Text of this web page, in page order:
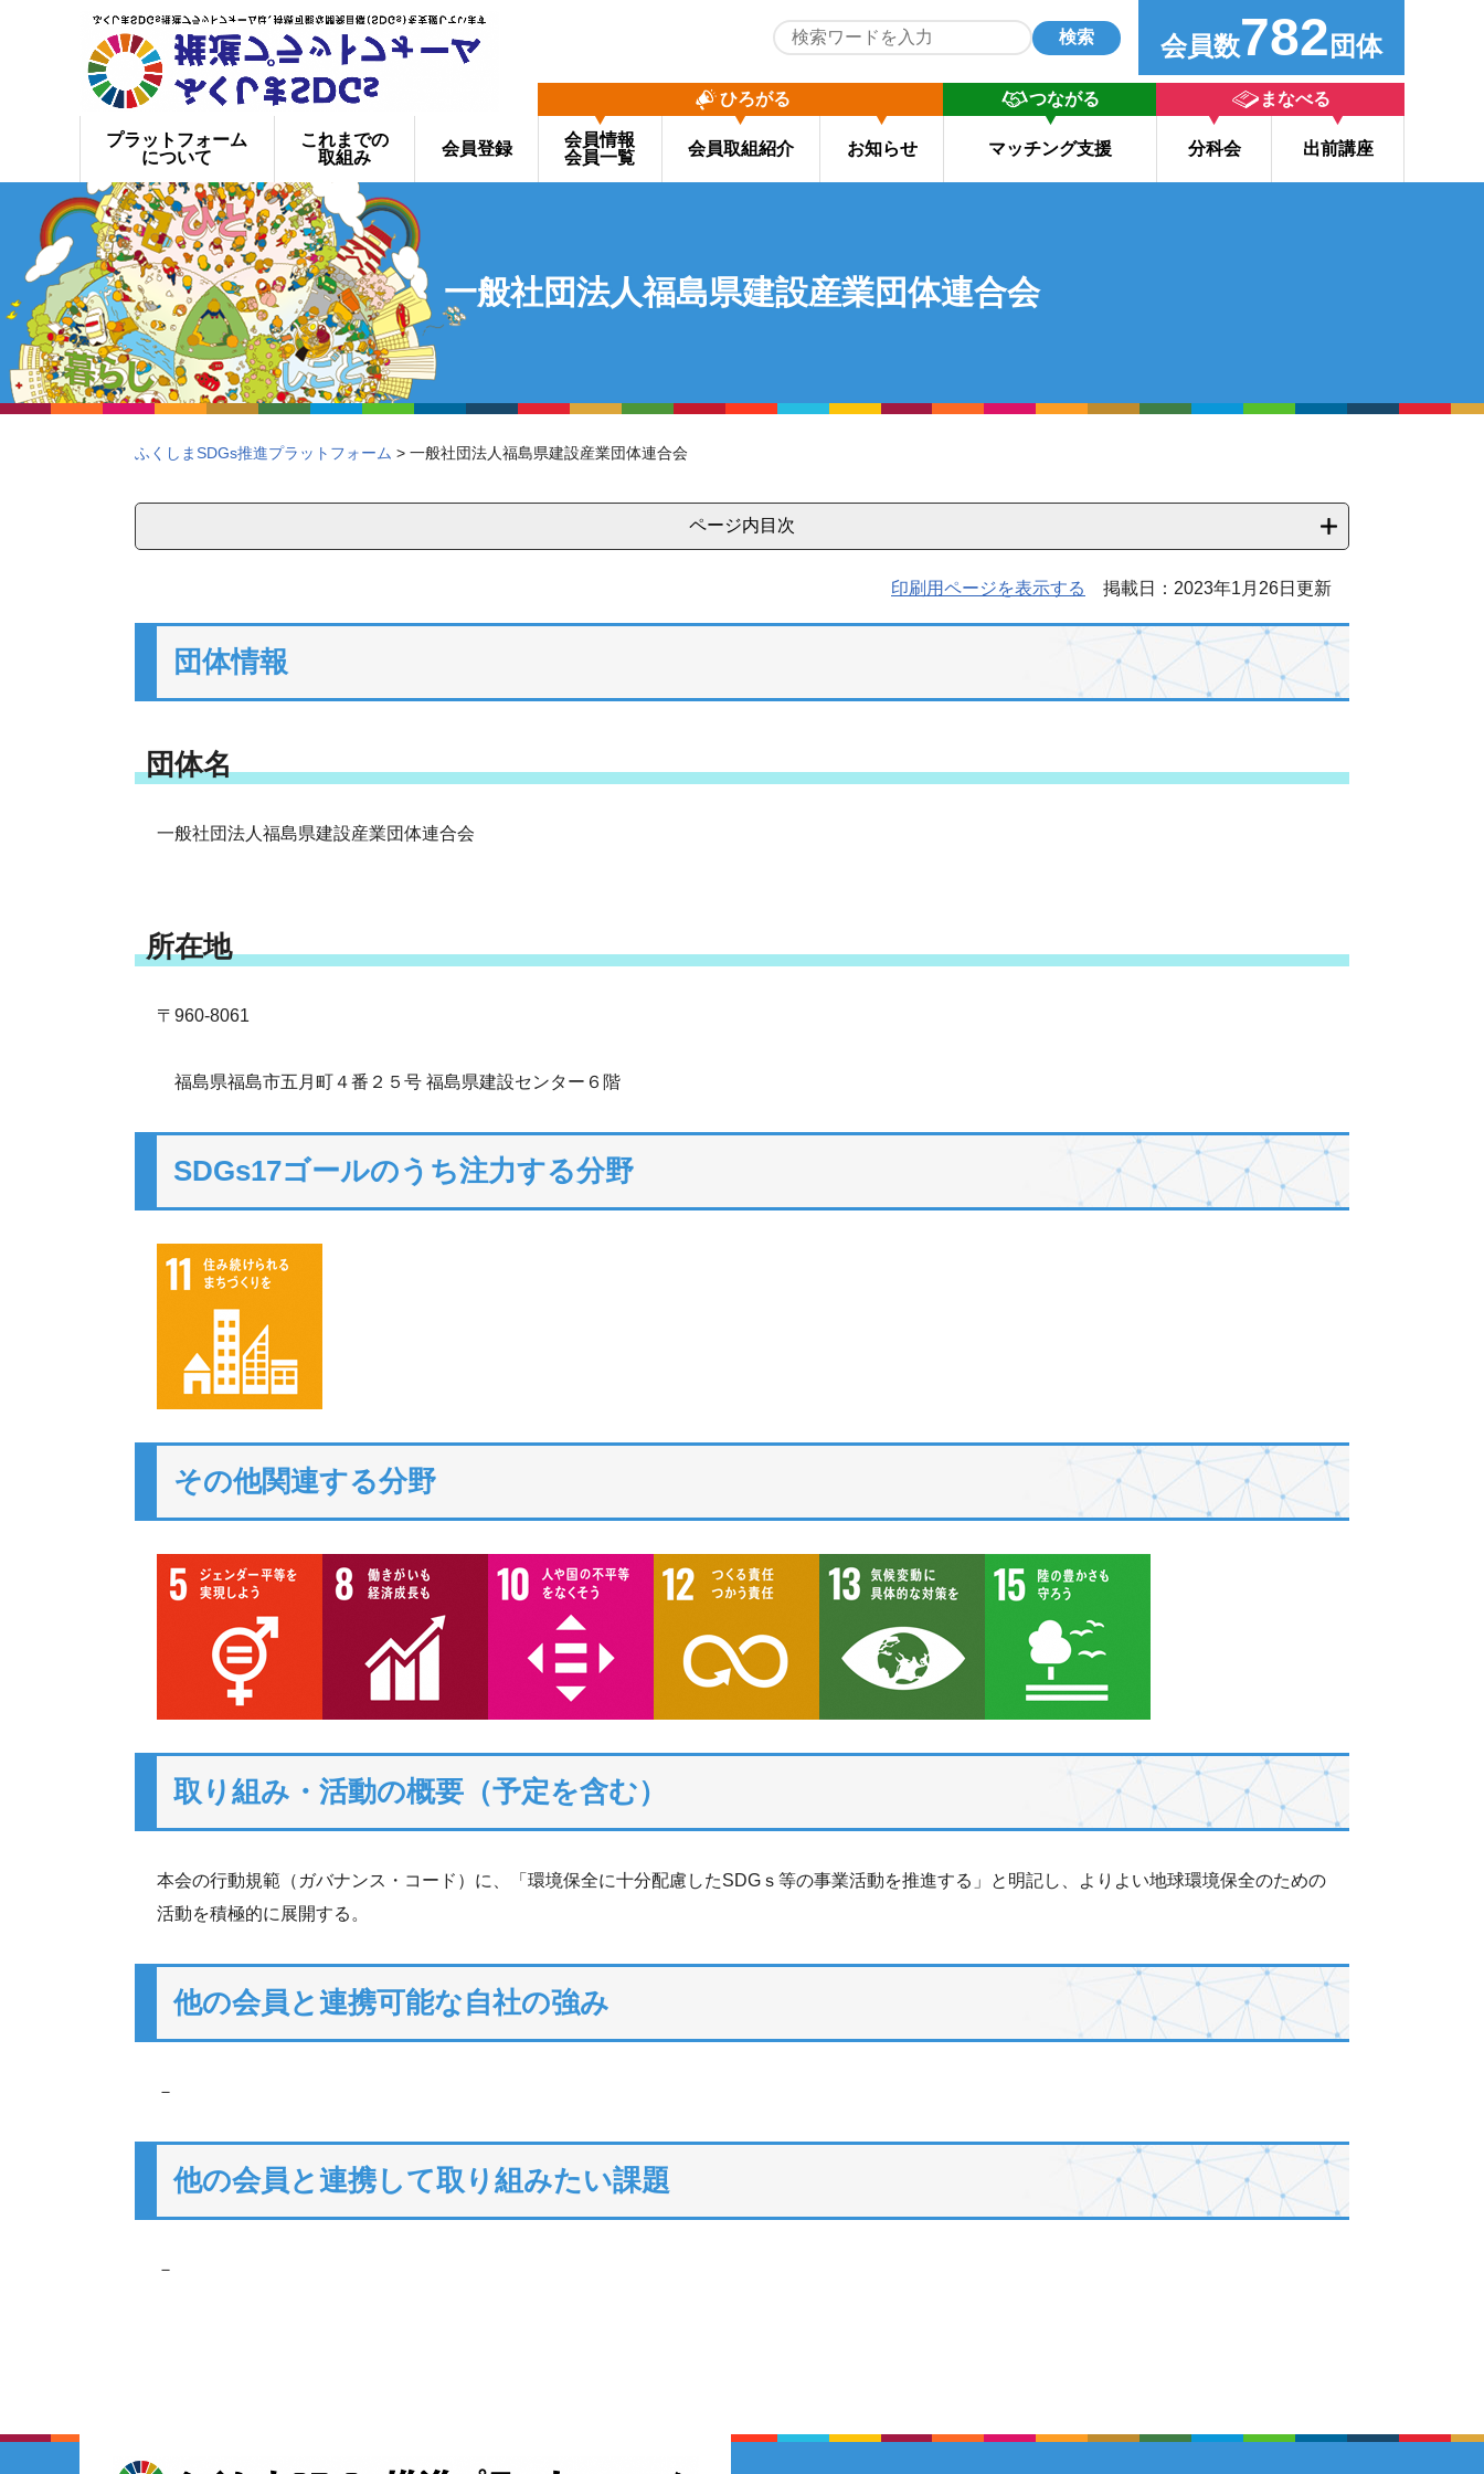
検索 会員数782 団体
プラットフォーム
について
これまでの
取組み
会員登録
ひろがる
会員情報
会員一覧
会員取組紹介 お知らせ
つながる
マッチング支援
まなべる
分科会 出前講座
一般社団法人福島県建設産業団体連合会
ふくしまSDGs推進プラットフォーム > 一般社団法人福島県建設産業団体連合会
ページ内目次
印刷用ページを表示する 掲載日：2023年1月26日更新
団体情報
団体名
一般社団法人福島県建設産業団体連合会
所在地
〒960-8061
福島県福島市五月町４番２５号 福島県建設センター６階
SDGs17ゴールのうち注力する分野
その他関連する分野
取り組み・活動の概要（予定を含む）
本会の行動規範（ガバナンス・コード）に、「環境保全に十分配慮したSDGｓ等の事業活動を推進する」と明記し、よりよい地球環境保全のための
活動を積極的に展開する。
他の会員と連携可能な自社の強み
－
他の会員と連携して取り組みたい課題
－